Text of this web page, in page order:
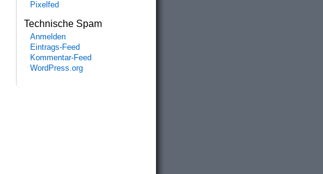
Pixelfed
Technische Spam
Anmelden
Eintrags-Feed
Kommentar-Feed
WordPress.org